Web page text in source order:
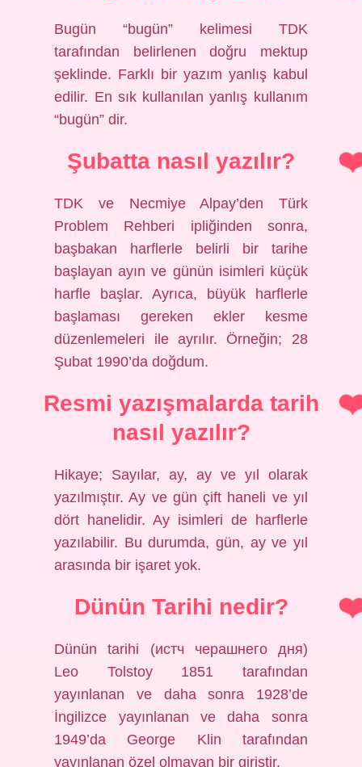
Bugün “bugün” kelimesi TDK
tarafından belirlenen doğru mektup
şeklinde. Farklı bir yazım yanlış kabul
edilir. En sık kullanılan yanlış kullanım
“bugün” dir.
Şubatta nasıl yazılır?
TDK ve Necmiye Alpay’den Türk
Problem Rehberi ipliğinden sonra,
başbakan harflerle belirli bir tarihe
başlayan ayın ve günün isimleri küçük
harfle başlar. Ayrıca, büyük harflerle
başlaması gereken ekler kesme
düzenlemeleri ile ayrılır. Örneğin; 28
Şubat 1990’da doğdum.
Resmi yazışmalarda tarih
nasıl yazılır?
Hikaye; Sayılar, ay, ay ve yıl olarak
yazılmıştır. Ay ve gün çift haneli ve yıl
dört hanelidir. Ay isimleri de harflerle
yazılabilir. Bu durumda, gün, ay ve yıl
arasında bir işaret yok.
Dünün Tarihi nedir?
Dünün tarihi (истч черашнего дня)
Leo Tolstoy 1851 tarafından
yayınlanan ve daha sonra 1928’de
İngilizce yayınlanan ve daha sonra
1949’da George Klin tarafından
yayınlanan özel olmayan bir giriştir.